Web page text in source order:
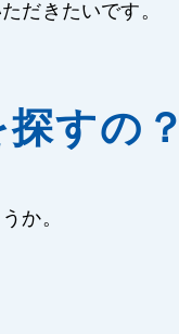
だきたいです。
すの？
か。